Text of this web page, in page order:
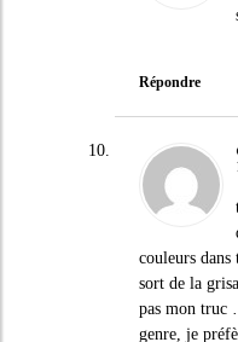
Répondre
couleurs dans
sort de la
pas mon
genre, je